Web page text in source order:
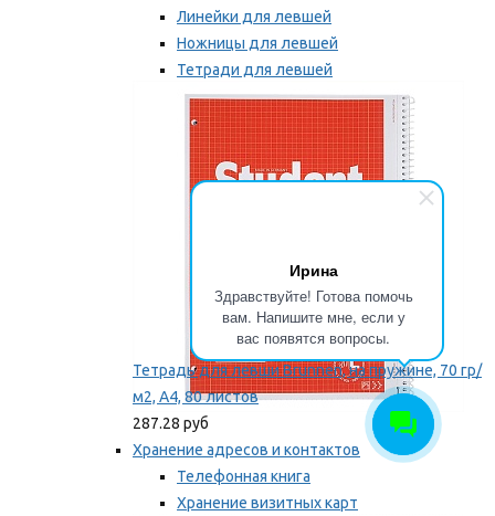
Ирина
Здравствуйте! Готова помочь
вам. Напишите мне, если у
вас появятся вопросы.
Линейки для левшей
Ножницы для левшей
Тетради для левшей
Точилки для левшей
Мы рекомендуем
Тетрадь для левши Brunnen, на пружине, 70 гр/
м2, А4, 80 листов
287.28 руб
Хранение адресов и контактов
Телефонная книга
Хранение визитных карт